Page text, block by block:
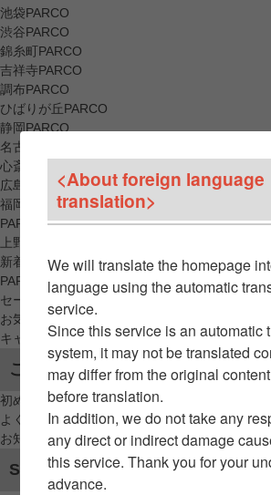
池袋PARCO
渋谷PARCO
錦糸町PARCO
吉祥寺PARCO
調布PARCO
ひばりが丘PARCO
静岡PARCO
名古屋PARCO
心斎橋PARCO
広島PARCO
福岡PARCO
PARCO_ya
上野
新着アイテムから探す
PARCO限定アイテムから探す
セールアイテムから探す
お気に入りから探す
キャンペーン/クーポン対象から探す
ご利用案内
初めてのお客様へ
よくあるご質問 / お問い合わせ
お知らせ
SNSアカウント
<About foreign language
translation>
We will translate the homepage
language using the automatic
service.
Since this service is an automatic
system, it may not be translated
may differ from the original
before translation.
In addition, we do not take any
any direct or indirect damage
this service. Thank you for your
advance.